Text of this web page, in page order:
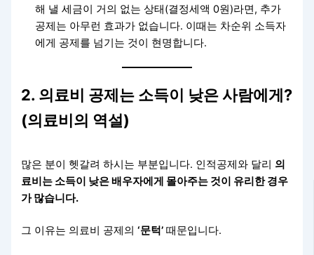
해 낼 세금이 거의 없는 상태(결정세액 0원)라면, 추가
공제는 아무런 효과가 없습니다. 이때는 차순위 소득자
에게 공제를 넘기는 것이 현명합니다.
2. 의료비 공제는 소득이 낮은 사람에게?
(의료비의 역설)
많은 분이 헷갈려 하시는 부분입니다. 인적공제와 달리 의
료비는 소득이 낮은 배우자에게 몰아주는 것이 유리한 경우
가 많습니다.
그 이유는 의료비 공제의‘문턱’ 때문입니다.